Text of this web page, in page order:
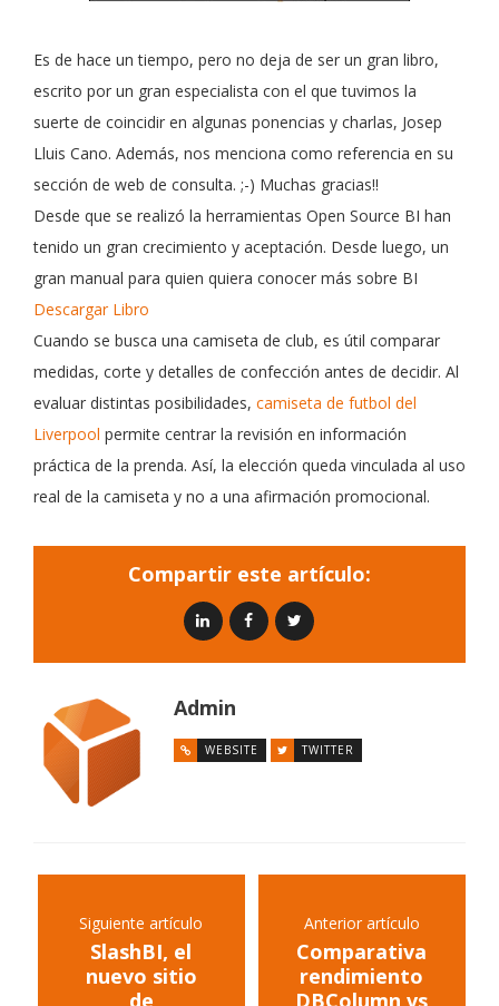
Es de hace un tiempo, pero no deja de ser un gran libro,
escrito por un gran especialista con el que tuvimos la
suerte de coincidir en algunas ponencias y charlas, Josep
Lluis Cano. Además, nos menciona como referencia en su
sección de web de consulta. ;-) Muchas gracias!!
Desde que se realizó la herramientas Open Source BI han
tenido un gran crecimiento y aceptación. Desde luego, un
gran manual para quien quiera conocer más sobre BI
Descargar Libro
Cuando se busca una camiseta de club, es útil comparar
medidas, corte y detalles de confección antes de decidir. Al
evaluar distintas posibilidades, camiseta de futbol del
Liverpool permite centrar la revisión en información
práctica de la prenda. Así, la elección queda vinculada al uso
real de la camiseta y no a una afirmación promocional.
Compartir este artículo:
Admin
WEBSITE TWITTER
Siguiente artículo
SlashBI, el
nuevo sitio
de
Anterior artículo
Comparativa
rendimiento
DBColumn vs